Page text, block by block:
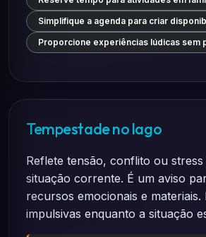
Simplifique a agenda para criar
Proporcione experiências lúdicas sem
Tempestade no lago
Reflete tensão, conflito ou
situação corrente. É um aviso
recursos emocionais e materiais.
impulsivas enquanto a situação